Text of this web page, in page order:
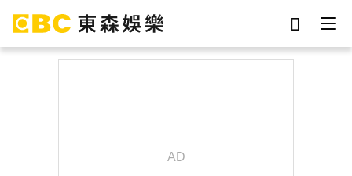
下載東森App，隨時掌握天下大小事！